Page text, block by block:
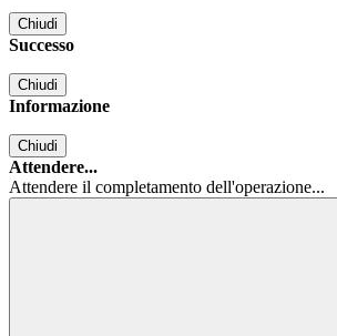
Chiudi
Successo
Chiudi
Informazione
Chiudi
Attendere...
Attendere il completamento dell'operazione...